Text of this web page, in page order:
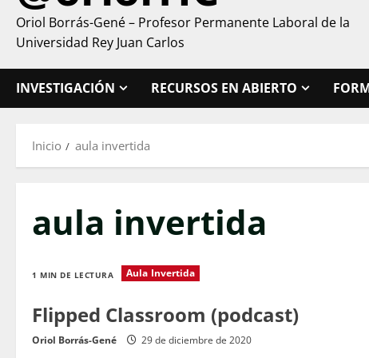
Oriol Borrás-Gené – Profesor Permanente Laboral de la
Universidad Rey Juan Carlos
INVESTIGACIÓN RECURSOS EN ABIERTO
Inicio aula invertida
aula invertida
1 MIN DE LECTURA Aula Invertida
Flipped Classroom (podcast)
Oriol Borrás-Gené 29 de diciembre de 2020